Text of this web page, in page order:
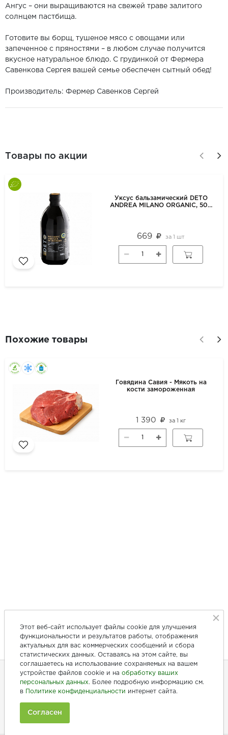
Ангус – они выращиваются на свежей траве залитого
солнцем пастбища.
Готовите вы борщ, тушеное мясо с овощами или
запеченное с пряностями – в любом случае получится
вкусное натуральное блюдо. С грудинкой от Фермера
Савенкова Сергея вашей семье обеспечен сытный обед!
Производитель: Фермер Савенков Сергей
Товары по акции
Уксус бальзамический DETO
ANDREA MILANO ORGANIC, 500
669 за 1 шт
Похожие товары
Говядина Савия - Мякоть на
кости замороженная
1 390 за1 кг
+7 (846) 275-20-10
+7 (902) 375-20-10
Этот веб-сайт использует файлы cookie для улучшения
функциональности и результатов работы, отображения
актуальных для вас коммерческих сообщений и сбора
статистических данных. Оставаясь на этом сайте, вы
соглашаетесь на использование сохраняемых на вашем
устройстве файлов cookie и на обработку ваших
персональных данных. Более подробную информацию см.
в
Политике конфиденциальности интернет сайта.
Согласен